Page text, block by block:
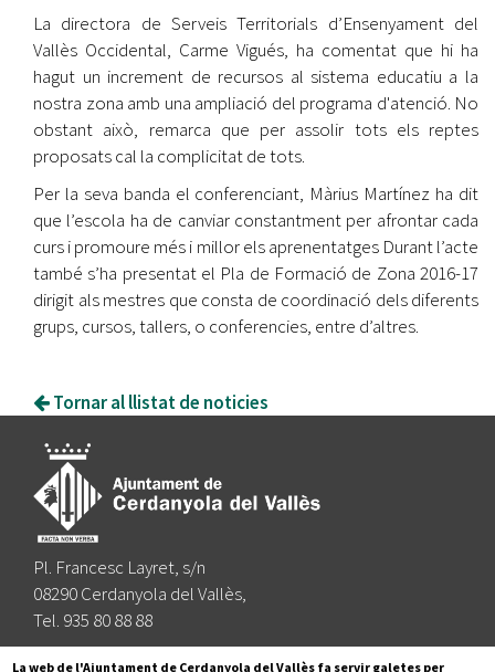
La directora de Serveis Territorials d’Ensenyament del
Vallès Occidental, Carme Vigués, ha comentat que hi ha
hagut un increment de recursos al sistema educatiu a la
nostra zona amb una ampliació del programa d'atenció. No
obstant això, remarca que per assolir tots els reptes
proposats cal la complicitat de tots.
Per la seva banda el conferenciant, Màrius Martínez ha dit
que l’escola ha de canviar constantment per afrontar cada
curs i promoure més i millor els aprenentatges Durant l’acte
també s’ha presentat el Pla de Formació de Zona 2016-17
dirigit als mestres que consta de coordinació dels diferents
grups, cursos, tallers, o conferencies, entre d’altres.
Tornar al llistat de noticies
Pl. Francesc Layret, s/n
08290 Cerdanyola del Vallès,
Tel. 935 80 88 88
Segueix-nos a:
La web de l'Ajuntament de Cerdanyola del Vallès fa servir galetes per